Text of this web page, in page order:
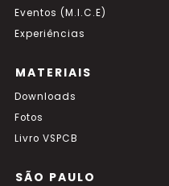
Eventos (M.I.C.E)
Experiências
MATERIAIS
Downloads
Fotos
Livro VSPCB
SÃO PAULO